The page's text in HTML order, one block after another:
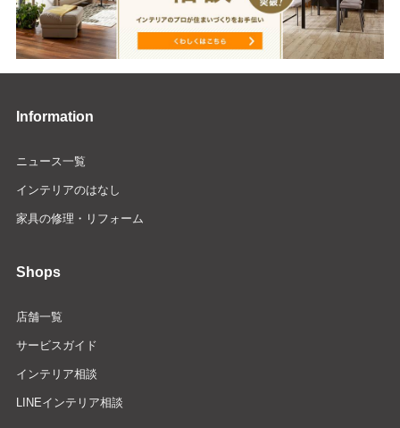
Information
ニュース一覧
インテリアのはなし
家具の修理・リフォーム
Shops
店舗一覧
サービスガイド
インテリア相談
LINEインテリア相談